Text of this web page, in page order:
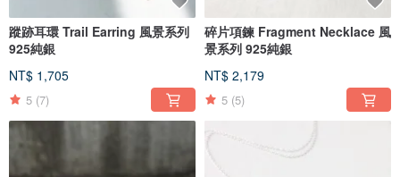
蹤跡耳環 Trail Earring 風景系列
925純銀
NT$ 1,705
5 (7)
碎片項鍊 Fragment Necklace 風
景系列 925純銀
NT$ 2,179
5 (5)